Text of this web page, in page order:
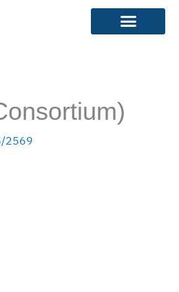
2569